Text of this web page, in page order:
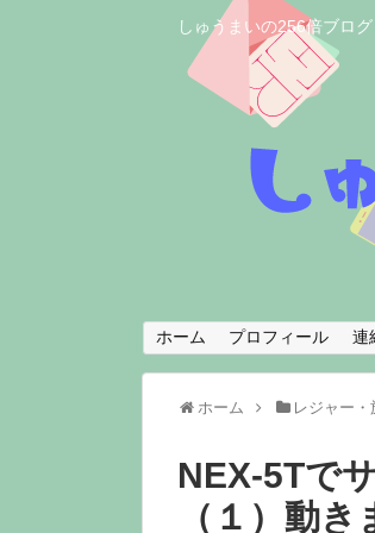
しゅうまいの256倍ブロ
ホーム プロフィール 連
ホーム レジャー・
NEX-5Tで
（１）動